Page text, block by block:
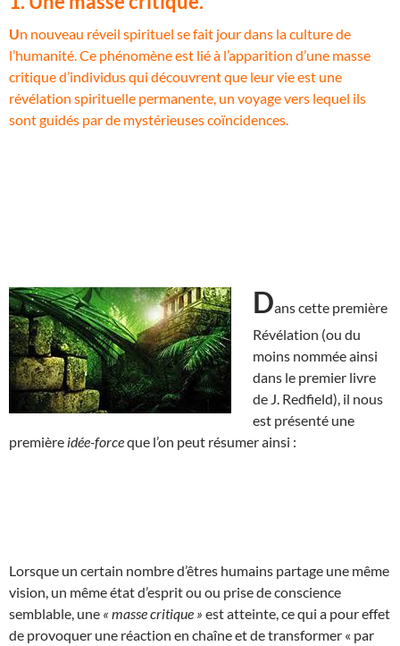
Un nouveau réveil spirituel se fait jour dans la culture de
l’humanité. Ce phénomène est lié à l’apparition d’une masse
critique d’individus qui découvrent que leur vie est une
révélation spirituelle permanente, un voyage vers lequel ils
sont guidés par de mystérieuses coïncidences.
Dans cette première
Révélation (ou du
moins nommée ainsi
dans le premier livre
de J. Redfield), il nous
est présenté une
première idée-forceque l’on peut résumer ainsi :
Lorsque un certain nombre d’êtres humains partage une même
vision, un même état d’esprit ou ou prise de conscience
semblable, une « masse critique » est atteinte, ce qui a pour effet
de provoquer une réaction en chaîne et de transformer « par